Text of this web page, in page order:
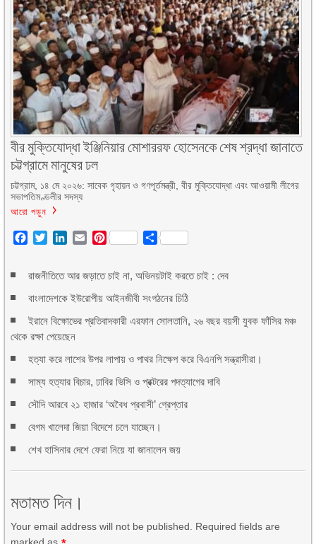
বীর মুক্তিযোদ্ধা ইঞ্জিনিয়ার মোশাররফ হোসেনকে শেষ শ্রদ্ধা জানাতে
চট্টগ্রামে মানুষের ঢল
চট্টগ্রাম, ১৪ মে ২০২৬: সাবেক গৃহায়ন ও গণপূর্তমন্ত্রী, বীর মুক্তিযোদ্ধা এবং আওয়ামী লীগের
সভাপতিমণ্ডলীর সদস্য
আরো পড়ুন
Facebook
TwitterLinkedIn
EmailPinterest Share
রাজনীতিতে আর জড়াতে চাই না, অভিনয়টাই করতে চাই : দেব
বাংলাদেশকে ইউরোপীয় আইনজীবী সংগঠনের চিঠি
ইরানে বিক্ষোভের প্রতিবাদকারী এরফান সোলতানি, ২৬ বছর বয়সী যুবক ফাঁসির মঞ্চ
থেকে রক্ষা পেয়েছেন
হত্যা করে লাশের উপর লাপায় ও পাথর নিক্ষেপ করে বিএনপি সন্ত্রাসীরা।
সাম্য হত্যার বিচার, ঢাবির ভিসি ও প্রক্টরের পদত্যাগের দাবি
সৌদি আরবে ২১ হাজার ‘অবৈধ প্রবাসী’ গ্রেপ্তার
বেগম খালেদা জিয়া বিদেশে চলে যাচ্ছেন।
শেখ হাসিনার দেশে ফেরা নিয়ে যা জানালেন জয়
মতামত দিন।
Your email address will not be published. Required fields are